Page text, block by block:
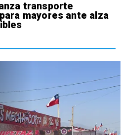
transporte
mayores ante alza